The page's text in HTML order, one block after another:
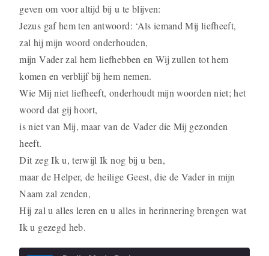
geven om voor altijd bij u te blijven:
Jezus gaf hem ten antwoord: ‘Als iemand Mij liefheeft,
zal hij mijn woord onderhou­den,
mijn Vader zal hem liefhebben en Wij zullen tot hem
komen en verblijf bij hem nemen.
Wie Mij niet liefheeft, onderhoudt mijn woorden niet; het
woord dat gij hoort,
is niet van Mij, maar van de Vader die Mij gezonden
heeft.
Dit zeg Ik u, terwijl Ik nog bij u ben,
maar de Helper, de heilige Geest, die de Vader in mijn
Naam zal zenden,
Hij zal u alles leren en u alles in herinnering brengen wat
Ik u gezegd heb.